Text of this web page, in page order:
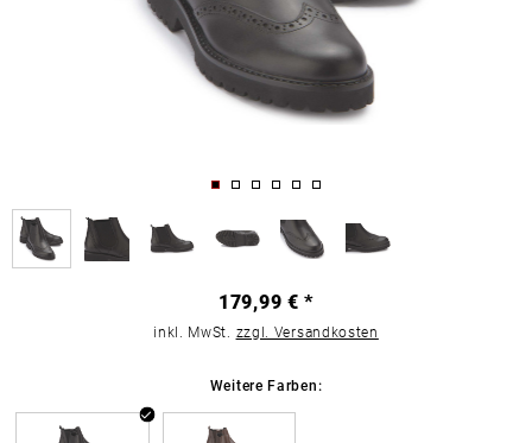
179,99 € *
inkl. MwSt. zzgl. Versandkosten
Weitere Farben: